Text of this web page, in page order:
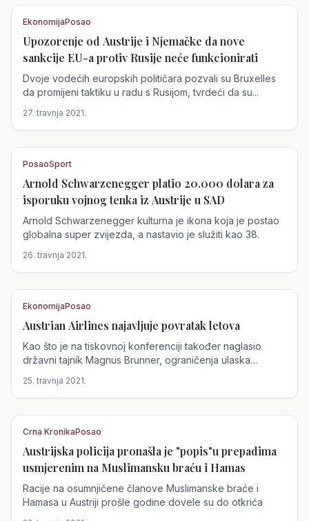
Austrija
EkonomijaPosao
Upozorenje od Austrije i Njemačke da nove
sankcije EU-a protiv Rusije neće funkcionirati
Dvoje vodećih europskih političara pozvali su Bruxelles
da promijeni taktiku u radu s Rusijom, tvrdeći da su...
27. travnja 2021.
Austrija
PosaoSport
Arnold Schwarzenegger platio 20.000 dolara za
isporuku vojnog tenka iz Austrije u SAD
Arnold Schwarzenegger kulturna je ikona koja je postao
globalna super zvijezda, a nastavio je služiti kao 38.
26. travnja 2021.
EkonomijaPosao
Austrian Airlines najavljuje povratak letova
Kao što je na tiskovnoj konferenciji također naglasio
državni tajnik Magnus Brunner, ograničenja ulaska
25. travnja 2021.
Austrija
Crna KronikaPosao
Austrijska policija pronašla je "popis"u prepadima
usmjerenim na Muslimansku braću i Hamas
Racije na osumnjičene članove Muslimanske braće i
Hamasa u Austriji prošle godine dovele su do otkrića